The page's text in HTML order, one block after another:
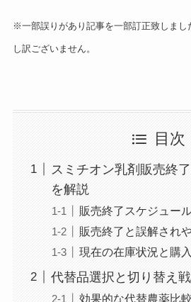
※一部誤りがあり記事を一部訂正致しま
し訳ございません。
目次
スミチオン乳剤販売終
を解説
販売終了スケジュー
販売終了と誤解され
現在の在庫状況と購
代替品選択と切り替え
効果的な代替農薬比